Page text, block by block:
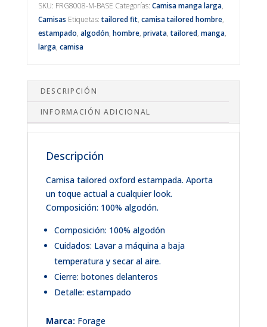
SKU: FRG8008-M-BASE Categorías: Camisa manga larga,
Camisas Etiquetas:tailored fit, camisa tailored hombre,
estampado, algodón, hombre, privata,tailored, manga,
larga, camisa
DESCRIPCIÓN
INFORMACIÓN ADICIONAL
Descripción
Camisa tailored oxford estampada. Aporta
un toque actual a cualquier look.
Composición: 100% algodón.
Composición: 100% algodón
Cuidados: Lavar a máquina a baja
temperatura y secar al aire.
Cierre: botones delanteros
Detalle: estampado
Marca: Forage